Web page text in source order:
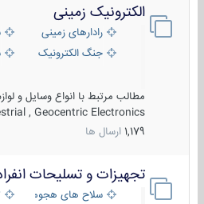
الکترونیک زمینی
رادارهای زمینی
جنگ الکترونیک
مطالب مرتبط با انواع وسایل و
, Geocentric Electronics
1,179 ارسال ها
تجهیزات و تسلیحات
سلاح های هجومی